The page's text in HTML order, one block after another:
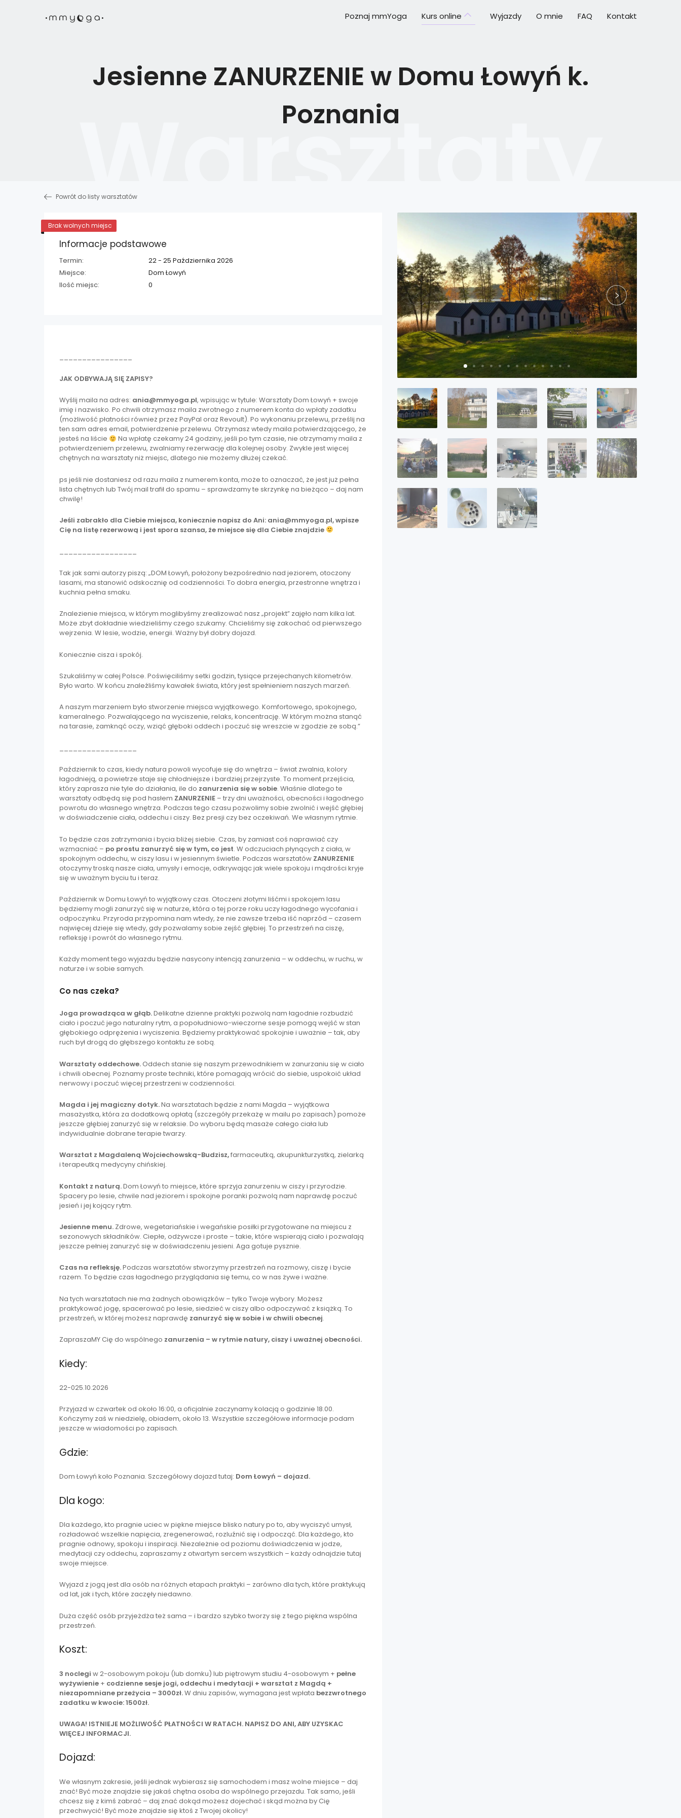
Poznaj mmYoga Kurs online Wyjazdy O mnie FAQ Kontakt
Jesienne ZANURZENIE w Domu Łowyń k.
Poznania
Powrót do listy warsztatów
Informacje podstawowe
Brak wolnych miejsc
Termin:
22 - 25 Października 2026
Miejsce:
Dom Łowyń
Ilość miejsc:
0
JAK ODBYWAJĄ SIĘ ZAPISY?
Wyślij maila na adres: ania@mmyoga.pl, wpisując w tytule: Warsztaty Dom Łowyń + swoje
imię i nazwisko. Po chwili otrzymasz maila zwrotnego z numerem konta do wpłaty zadatku
(możliwość płatności również przez PayPal oraz Revoult). Po wykonaniu przelewu, prześlij na
ten sam adres email, potwierdzenie przelewu. Otrzymasz wtedy maila potwierdzającego, że
jesteś na liście
Na wpłatę czekamy 24 godziny, jeśli po tym czasie, nie otrzymamy maila z
potwierdzeniem przelewu, zwalniamy rezerwację dla kolejnej osoby. Zwykle jest więcej
chętnych na warsztaty niż miejsc, dlatego nie możemy dłużej czekać.
ps jeśli nie dostaniesz od razu maila z numerem konta, może to oznaczać, że jest już pełna
lista chętnych lub Twój mail trafił do spamu – sprawdzamy te skrzynkę na bieżąco – daj nam
chwilę!
Jeśli zabrakło dla Ciebie miejsca, koniecznie napisz do Ani: ania@mmyoga.pl, wpisze
Cię na listę rezerwową i jest spora szansa, że miejsce się dla Ciebie znajdzie
Tak jak sami autorzy piszą: „DOM Łowyń, położony bezpośrednio nad jeziorem, otoczony
lasami, ma stanowić odskocznię od codzienności. To dobra energia, przestronne wnętrza i
kuchnia pełna smaku.
Znalezienie miejsca, w którym moglibyśmy zrealizować nasz „projekt” zajęło nam kilka lat.
Może zbyt dokładnie wiedzieliśmy czego szukamy. Chcieliśmy się zakochać od pierwszego
wejrzenia. W lesie, wodzie, energii. Ważny był dobry dojazd.
Koniecznie cisza i spokój.
Szukaliśmy w całej Polsce. Poświęciliśmy setki godzin, tysiące przejechanych kilometrów.
Było warto. W końcu znaleźliśmy kawałek świata, który jest spełnieniem naszych marzeń.
A naszym marzeniem było stworzenie miejsca wyjątkowego. Komfortowego, spokojnego,
kameralnego. Pozwalającego na wyciszenie, relaks, koncentrację. W którym można stanąć
na tarasie, zamknąć oczy, wziąć głęboki oddech i poczuć się wreszcie w zgodzie ze sobą.”
Październik to czas, kiedy natura powoli wycofuje się do wnętrza – świat zwalnia, kolory
łagodnieją, a powietrze staje się chłodniejsze i bardziej przejrzyste. To moment przejścia,
który zaprasza nie tyle do działania, ile do zanurzenia się w sobie. Właśnie dlatego te
warsztaty odbędą się pod hasłem ZANURZENIE – trzy dni uważności, obecności i łagodnego
powrotu do własnego wnętrza. Podczas tego czasu pozwolimy sobie zwolnić i wejść głębiej
w doświadczenie ciała, oddechu i ciszy. Bez presji czy bez oczekiwań. We własnym rytmie.
To będzie czas zatrzymania i bycia bliżej siebie. Czas, by zamiast coś naprawiać czy
wzmacniać – po prostu zanurzyć się w tym, co jest. W odczuciach płynących z ciała, w
spokojnym oddechu, w ciszy lasu i w jesiennym świetle. Podczas warsztatów ZANURZENIE
otoczymy troską nasze ciała, umysły i emocje, odkrywając jak wiele spokoju i mądrości kryje
się w uważnym byciu tu i teraz.
Październik w Domu Łowyń to wyjątkowy czas. Otoczeni złotymi liśćmi i spokojem lasu
będziemy mogli zanurzyć się w naturze, która o tej porze roku uczy łagodnego wycofania i
odpoczynku. Przyroda przypomina nam wtedy, że nie zawsze trzeba iść naprzód – czasem
najwięcej dzieje się wtedy, gdy pozwalamy sobie zejść głębiej. To przestrzeń na ciszę,
refleksję i powrót do własnego rytmu.
Każdy moment tego wyjazdu będzie nasycony intencją zanurzenia – w oddechu, w ruchu, w
naturze i w sobie samych.
Co nas czeka?
Joga prowadząca w głąb.Delikatne dzienne praktyki pozwolą nam łagodnie rozbudzić
ciało i poczuć jego naturalny rytm, a popołudniowo-wieczorne sesje pomogą wejść w stan
głębokiego odprężenia i wyciszenia. Będziemy praktykować spokojnie i uważnie – tak, aby
ruch był drogą do głębszego kontaktu ze sobą.
Warsztaty oddechowe.Oddech stanie się naszym przewodnikiem w zanurzaniu się w ciało
i chwili obecnej. Poznamy proste techniki, które pomagają wrócić do siebie, uspokoić układ
nerwowy i poczuć więcej przestrzeni w codzienności.
Magda i jej magiczny dotyk.Na warsztatach będzie z nami Magda – wyjątkowa
masażystka, która za dodatkową opłatą (szczegóły przekażę w mailu po zapisach) pomoże
jeszcze głębiej zanurzyć się w relaksie. Do wyboru będą masaże całego ciała lub
indywidualnie dobrane terapie twarzy.
Warsztat z Magdaleną Wojciechowską-Budzisz,farmaceutką, akupunkturzystką, zielarką
i terapeutką medycyny chińskiej.
Kontakt z naturą.Dom Łowyń to miejsce, które sprzyja zanurzeniu w ciszy i przyrodzie.
Spacery po lesie, chwile nad jeziorem i spokojne poranki pozwolą nam naprawdę poczuć
jesień i jej kojący rytm.
Jesienne menu. Zdrowe, wegetariańskie i wegańskie posiłki przygotowane na miejscu z
sezonowych składników. Ciepłe, odżywcze i proste – takie, które wspierają ciało i pozwalają
jeszcze pełniej zanurzyć się w doświadczeniu jesieni. Aga gotuje pysznie.
Czas na refleksję.Podczas warsztatów stworzymy przestrzeń na rozmowy, ciszę i bycie
razem. To będzie czas łagodnego przyglądania się temu, co w nas żywe i ważne.
Na tych warsztatach nie ma żadnych obowiązków – tylko Twoje wybory. Możesz
praktykować jogę, spacerować po lesie, siedzieć w ciszy albo odpoczywać z książką. To
przestrzeń, w której możesz naprawdę zanurzyć się w sobie i w chwili obecnej.
ZapraszaMY Cię do wspólnego zanurzenia – w rytmie natury, ciszy i uważnej obecności.
Kiedy:
22-025.10.2026
Przyjazd w czwartek od około 16:00, a oficjalnie zaczynamy kolacją o godzinie 18.00.
Kończymy zaś w niedzielę, obiadem, około 13. Wszystkie szczegółowe informacje podam
jeszcze w wiadomości po zapisach.
Gdzie:
Dom Łowyń koło Poznania. Szczegółowy dojazd tutaj: Dom Łowyń – dojazd.
Dla kogo:
Dla każdego, kto pragnie uciec w piękne miejsce blisko natury po to, aby wyciszyć umysł,
rozładować wszelkie napięcia, zregenerować, rozluźnić się i odpocząć. Dla każdego, kto
pragnie odnowy, spokoju i inspiracji. Niezależnie od poziomu doświadczenia w jodze,
medytacji czy oddechu, zapraszamy z otwartym sercem wszystkich – każdy odnajdzie tutaj
swoje miejsce.
Wyjazd z jogą jest dla osób na różnych etapach praktyki – zarówno dla tych, które praktykują
od lat, jak i tych, które zaczęły niedawno.
Duża część osób przyjeżdża też sama – i bardzo szybko tworzy się z tego piękna wspólna
przestrzeń.
Koszt:
3 noclegi w 2-osobowym pokoju (lub domku) lub piętrowym studiu 4-osobowym + pełne
wyżywienie + codzienne sesje jogi, oddechu i medytacji + warsztat z Magdą +
niezapomniane przeżycia – 3000zł.W dniu zapisów, wymagana jest wpłata bezzwrotnego
zadatku w kwocie: 1500zł.
UWAGA! ISTNIEJE MOŻLIWOŚĆ PŁATNOŚCI W RATACH. NAPISZ DO ANI, ABY UZYSKAC
WIĘCEJ INFORMACJI.
Dojazd:
We własnym zakresie, jeśli jednak wybierasz się samochodem i masz wolne miejsce – daj
znać! Być może znajdzie się jakaś chętna osoba do wspólnego przejazdu. Tak samo, jeśli
chcesz się z kimś zabrać – daj znać dokąd możesz dojechać i skąd można by Cię
przechwycić! Być może znajdzie się ktoś z Twojej okolicy!